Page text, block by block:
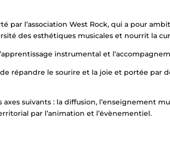
par l’association West Rock, qui a pour
des esthétiques musicales et nourrit la
instrumental et
répandre le sourire et la joie et portée par
suivants : la diffusion, l’enseignement
par l’animation et l’évènementiel.